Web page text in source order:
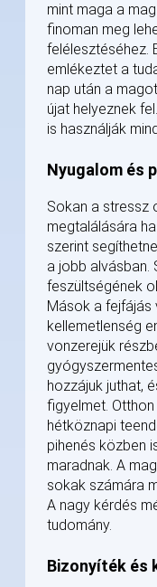
mint maga a
finoman meg
felélesztéséhez.
emlékeztet a
nap után a
újat helyeznek
is használják
Nyugalom és
Sokan a stressz
megtalálására
szerint
a jobb alvásban.
feszültségének
Mások a
kellemetlenség
vonzerejük
hozzájuk juthat,
figyelmet.
hétköznapi
pihenés közben
maradnak. A
sokak számára
A nagy kérdés
tudomány.
Bizonyíték és